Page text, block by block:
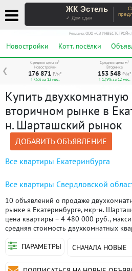
ЖК Эстель
✓ Дом сдан
Реклама. ООО «СЗ ИНВЕСТСТРОЙ»,
Новостройки Котт. посёлки
❮
Средняя цена м²
Новостройки
176 871 ₽/м²
↑ 7,5% за 12 мес.
Средняя цена м²
Вторичка
153 548 ₽/м²
↑ 17,9% за 12 мес.
Купить двухкомнатную
вторичном рынке в
н. Шарташский рынок
ДОБАВИТЬ ОБЪЯВЛЕНИЕ
Все квартиры Екатеринбурга
Все квартиры Свердловской
10 объявлений о продаже
рынке в Екатеринбурге, мкр-н.
цена квартиры – 4 480 000 руб.,
средняя стоимость двухкомнатных
ПАРАМЕТРЫ